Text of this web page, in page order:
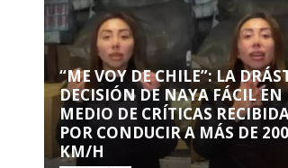
“ME VOY DE CHILE”: LA
DECISIÓN DE NAYA FÁCIL EN
MEDIO DE CRÍTICAS
POR CONDUCIR A MÁS DE 200
KM/H